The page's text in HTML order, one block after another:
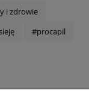
i zdrowie
#procapil